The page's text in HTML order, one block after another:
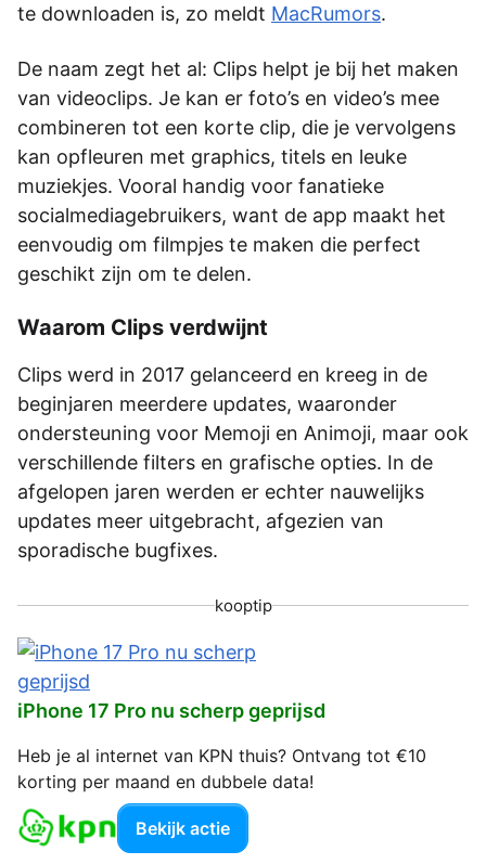
te downloaden is, zo meldt MacRumors.
De naam zegt het al: Clips helpt je bij het maken
van videoclips. Je kan er foto’s en video’s mee
combineren tot een korte clip, die je vervolgens
kan opfleuren met graphics, titels en leuke
muziekjes. Vooral handig voor fanatieke
socialmediagebruikers, want de app maakt het
eenvoudig om filmpjes te maken die perfect
geschikt zijn om te delen.
Waarom Clips verdwijnt
Clips werd in 2017 gelanceerd en kreeg in de
beginjaren meerdere updates, waaronder
ondersteuning voor Memoji en Animoji, maar ook
verschillende filters en grafische opties. In de
afgelopen jaren werden er echter nauwelijks
updates meer uitgebracht, afgezien van
sporadische bugfixes.
kooptip
iPhone 17 Pro nu scherp geprijsd
Heb je al internet van KPN thuis? Ontvang tot €10
korting per maand en dubbele data!
Bekijk actie